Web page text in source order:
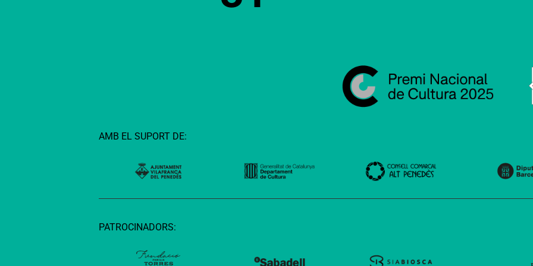
AMB EL SUPORT DE:
PATROCINADORS: